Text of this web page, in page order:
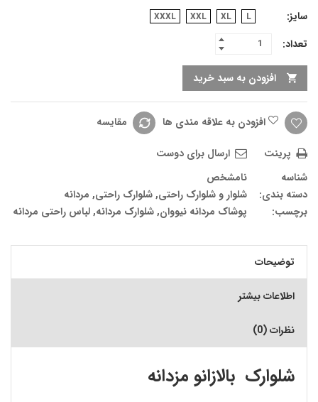
سایز
L
XL
XXL
XXXL
تعداد:
افزودن به سبد خرید
افزودن به علاقه مندی ها
مقایسه
پرینت
ارسال برای دوست
شناسه
نامشخص
دسته بندی:
شلوار و شلوارک راحتی,شلوارک راحتی,مردانه
برچسب:
پوشاک مردانه نیووان,شلوارک مردانه,لباس راحتی مردانه
توضیحات
اطلاعات بیشتر
نظرات (0)
شلوارک بالازانو مزدانه